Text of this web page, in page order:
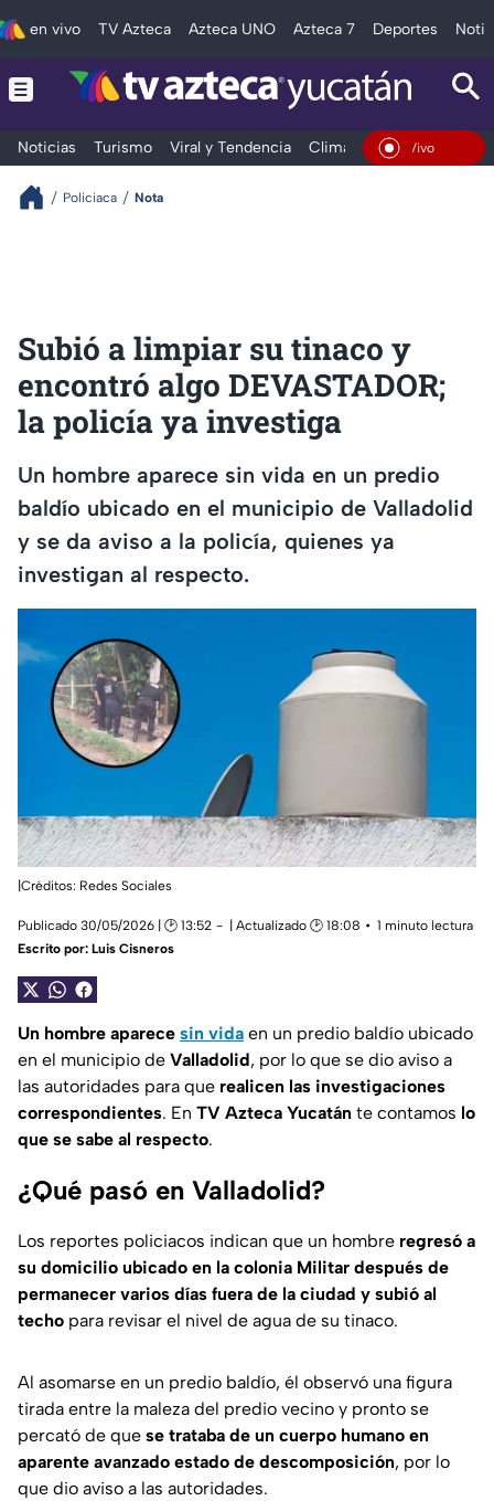
en vivo TV Azteca Azteca UNO Azteca 7 Deportes
Noticias Turismo Viral y Tendencia Clima Deportes
En Vivo
Policiaca Nota
Subió a limpiar su tinaco y
encontró algo DEVASTADOR;
la policía ya investiga
Un hombre aparece sin vida en un predio
baldío ubicado en el municipio de Valladolid
y se da aviso a la policía, quienes ya
investigan al respecto.
|Créditos: Redes Sociales
Publicado 30/05/2026 | 🕑 13:52 | Actualizado 🕑 18:08
1 minuto lectura
Escrito por: Luis Cisneros
Un hombre aparece sin vida en un predio baldío ubicado
en el municipio de Valladolid, por lo que se dio aviso a
las autoridades para que realicen las investigaciones
correspondientes. En TV Azteca Yucatán te contamos lo
que se sabe al respecto.
¿Qué pasó en Valladolid?
Los reportes policiacos indican que un hombre regresó a
su domicilio ubicado en la colonia Militar después de
permanecer varios días fuera de la ciudad y subió al
techo para revisar el nivel de agua de su tinaco.
Al asomarse en un predio baldío, él observó una figura
tirada entre la maleza del predio vecino y pronto se
percató de que se trataba de un cuerpo humano en
aparente avanzado estado de descomposición, por lo
que dio aviso a las autoridades.